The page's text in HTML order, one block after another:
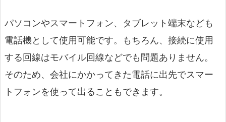
パソコンやスマートフォン、タブレット端末なども
電話機として使用可能です。もちろん、接続に使用
する回線はモバイル回線などでも問題ありません。
そのため、会社にかかってきた電話に出先でスマー
トフォンを使って出ることもできます。